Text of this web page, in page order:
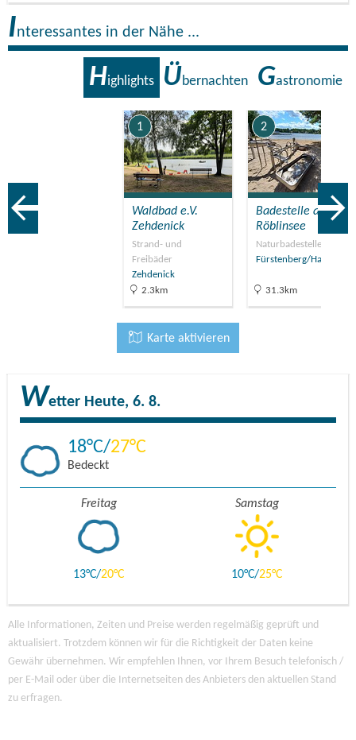
Interessantes in der Nähe ...
Highlights Übernachten Gastronomie
1
Waldbad e.V.
Zehdenick
Strand- und
Freibäder
Zehdenick
2.3km
2
Badestelle am
Röblinsee
Naturbadestellen
Fürstenberg/Havel
31.3km
Karte aktivieren
Wetter Heute, 6. 8.
18 27
Bedeckt
Freitag
13 20
Samstag
10 25
Alle Informationen, Zeiten und Preise werden regelmäßig geprüft und
aktualisiert. Trotzdem können wir für die Richtigkeit der Daten keine
Gewähr übernehmen. Wir empfehlen Ihnen, vor Ihrem Besuch telefonisch /
per E-Mail oder über die Internetseiten des Anbieters den aktuellen Stand
zu erfragen.